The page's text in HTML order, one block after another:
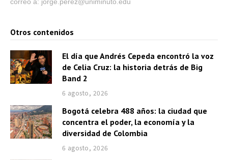
correo a: jorge.perez@uniminuto.edu
Otros contenidos
El día que Andrés Cepeda encontró la voz
de Celia Cruz: la historia detrás de Big
Band 2
6 agosto, 2026
Bogotá celebra 488 años: la ciudad que
concentra el poder, la economía y la
diversidad de Colombia
6 agosto, 2026